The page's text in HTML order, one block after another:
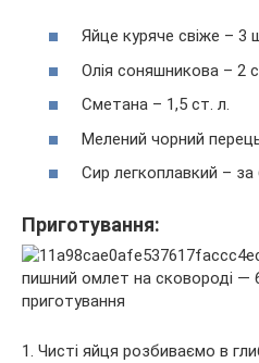
Яйце куряче свіже – 3
Олія соняшникова – 2
Сметана – 1,5 ст. л.
Мелений чорний
Сир легкоплавкий –
Приготування:
1. Чисті яйця розбиваємо в